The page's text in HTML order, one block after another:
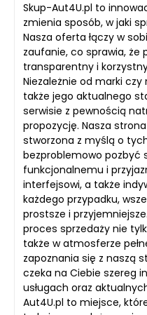
Skup-Aut4U.pl to
zmienia sposób, w jaki
Nasza oferta łączy w
zaufanie, co sprawia, że
transparentny i
Niezależnie od marki
także jego aktualnego
serwisie z pewnością
propozycję. Nasza
stworzona z myślą o
bezproblemowo pozbyć
funkcjonalnemu i
interfejsowi, a także
każdego przypadku,
prostsze i
proces sprzedaży nie
także w atmosferze
zapoznania się z naszą
czeka na Ciebie szereg
usługach oraz
Aut4U.pl to miejsce,